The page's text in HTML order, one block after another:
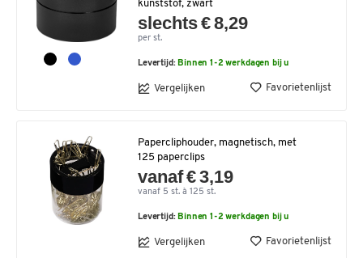
kunststof, zwart
slechts € 8,29
per st.
Levertijd: Binnen 1-2 werkdagen bij u
Vergelijken Favorietenlijst
Papercliphouder, magnetisch, met
125 paperclips
vanaf € 3,19
vanaf 5 st. à 125 st.
Levertijd: Binnen 1-2 werkdagen bij u
Vergelijken Favorietenlijst